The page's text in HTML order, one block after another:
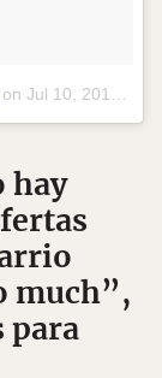
on Jul 10, 2016 at 1:48pm PDT
hay
much”,
para